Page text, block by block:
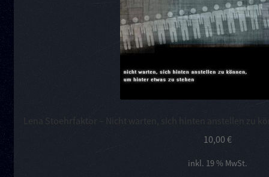
Lena Stoehrfaktor – Nicht warten, sich hinten anstellen zu
10,00 €
inkl. 19 % MwSt.